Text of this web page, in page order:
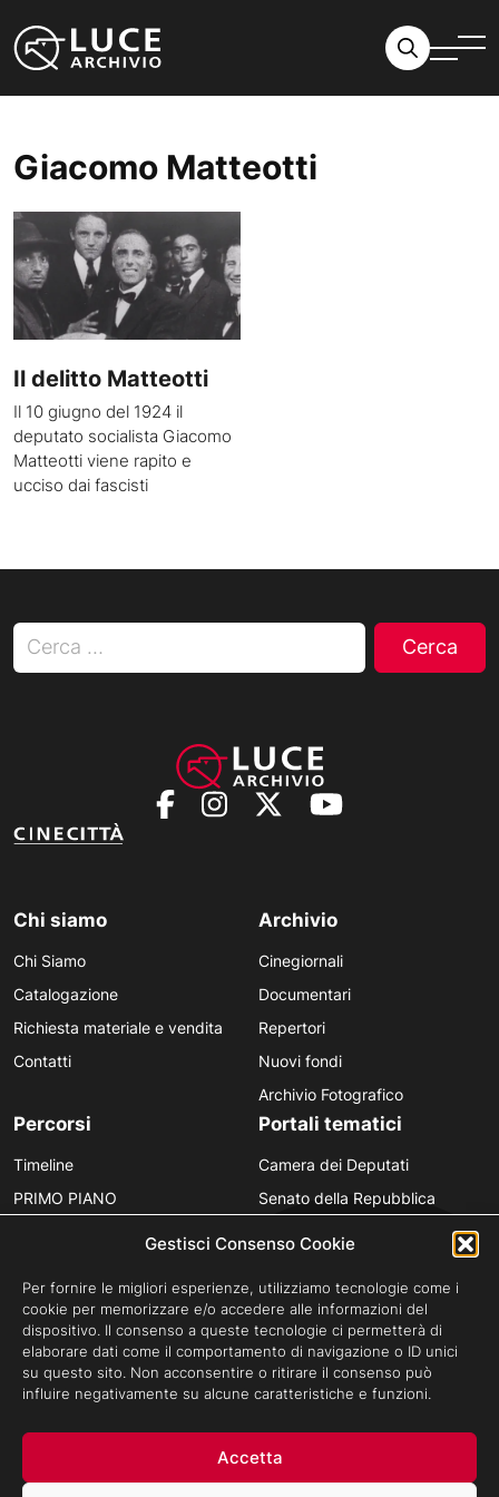
Gestisci Consenso Cookie
Per fornire le migliori esperienze, utilizziamo tecnologie come i
cookie per memorizzare e/o accedere alle informazioni del
dispositivo. Il consenso a queste tecnologie ci permetterà di
elaborare dati come il comportamento di navigazione o ID unici
su questo sito. Non acconsentire o ritirare il consenso può
influire negativamente su alcune caratteristiche e funzioni.
Accetta
Giacomo Matteotti
Il delitto Matteotti
Il 10 giugno del 1924 il
deputato socialista Giacomo
Matteotti viene rapito e
ucciso dai fascisti
Ricerca per:
Chi siamo
Chi Siamo
Catalogazione
Richiesta materiale e vendita
Contatti
Archivio
Cinegiornali
Documentari
Repertori
Nuovi fondi
Archivio Fotografico
Percorsi
Timeline
PRIMO PIANO
Anniversari
Portali tematici
Camera dei Deputati
Senato della Repubblica
Provincia in Luce
Luce per la didattica
Fare gli italiani
Archivio Storico Istituto Luce - Tutti i diritti riservati ©Cinecittà s.p.a